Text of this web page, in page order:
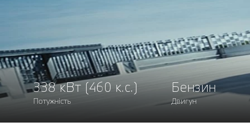
338 кВт (460 к.с.)
Потужність
Бензин
Двигун